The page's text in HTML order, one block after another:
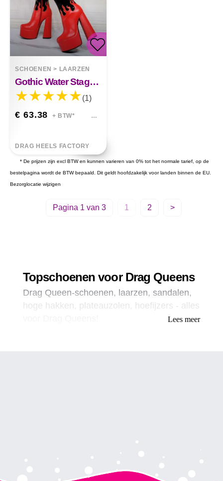
SCHOENEN > LAARZEN
Gothic Water Stage Flame Dikke Hak Mode
(1)
€ 63.38 + BTW*
DRAG HEELS FACTORY
* De prijzen zijn excl BTW en kunnen varieren van 0% tot het normale tarief, op de
bestelpagina wordt de BTW bepaald. Dit geldt hoofdzakelijk voor landen binnen de EU.
Bezorglocatie wijzigen
Pagina 1 van 3 1 2 >
Topschoenen voor Drag Queens
Drag Queen-schoenen, laarzen, sandalen,
hoge hakken, plateauzolen, hoefijzers - alles
Lees meer